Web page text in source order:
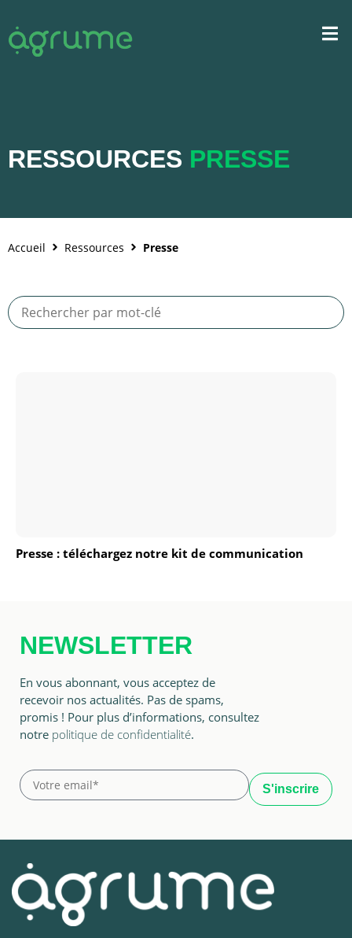
RESSOURCES PRESSE
Accueil Ressources Presse
Presse : téléchargez notre kit de communication
NEWSLETTER
En vous abonnant, vous acceptez de
recevoir nos actualités. Pas de spams,
promis ! Pour plus d’informations, consultez
notre politique de confidentialité.